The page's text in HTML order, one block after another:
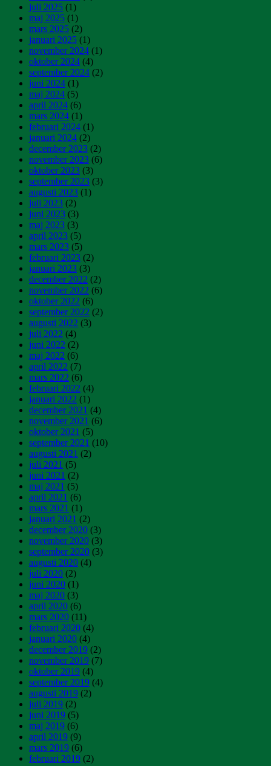
juli 2025 (1)
maj 2025 (1)
mars 2025 (2)
januari 2025 (1)
november 2024 (1)
oktober 2024 (4)
september 2024 (2)
juni 2024 (1)
maj 2024 (5)
april 2024 (6)
mars 2024 (1)
februari 2024 (1)
januari 2024 (2)
december 2023 (2)
november 2023 (6)
oktober 2023 (3)
september 2023 (3)
augusti 2023 (1)
juli 2023 (2)
juni 2023 (3)
maj 2023 (3)
april 2023 (5)
mars 2023 (5)
februari 2023 (2)
januari 2023 (3)
december 2022 (2)
november 2022 (6)
oktober 2022 (6)
september 2022 (2)
augusti 2022 (3)
juli 2022 (4)
juni 2022 (2)
maj 2022 (6)
april 2022 (7)
mars 2022 (6)
februari 2022 (4)
januari 2022 (1)
december 2021 (4)
november 2021 (6)
oktober 2021 (5)
september 2021 (10)
augusti 2021 (2)
juli 2021 (5)
juni 2021 (2)
maj 2021 (5)
april 2021 (6)
mars 2021 (1)
januari 2021 (2)
december 2020 (3)
november 2020 (3)
september 2020 (3)
augusti 2020 (4)
juli 2020 (2)
juni 2020 (1)
maj 2020 (3)
april 2020 (6)
mars 2020 (11)
februari 2020 (4)
januari 2020 (4)
december 2019 (2)
november 2019 (7)
oktober 2019 (4)
september 2019 (4)
augusti 2019 (2)
juli 2019 (2)
juni 2019 (5)
maj 2019 (6)
april 2019 (9)
mars 2019 (6)
februari 2019 (2)